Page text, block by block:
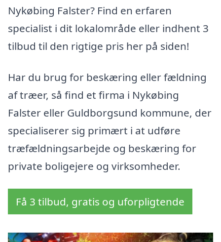
Nykøbing Falster? Find en erfaren
specialist i dit lokalområde eller indhent 3
tilbud til den rigtige pris her på siden!
Har du brug for beskæring eller fældning
af træer, så find et firma i Nykøbing
Falster eller Guldborgsund kommune, der
specialiserer sig primært i at udføre
træfældningsarbejde og beskæring for
private boligejere og virksomheder.
Få 3 tilbud, gratis og uforpligtende